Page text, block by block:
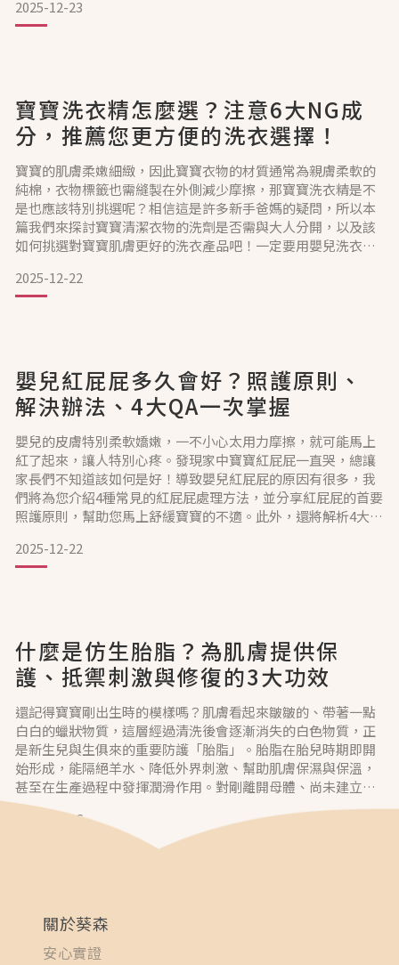
保養做起，讓寶寶的皮膚過渡期舒服自在。新生兒脫皮怎麼
辦？這6種寶寶皮膚狀況會自行消失寶寶出生後皮膚看起來很
2025-12-23
寶寶洗衣精怎麼選？注意6大NG成
分，推薦您更方便的洗衣選擇！
寶寶的肌膚柔嫩細緻，因此寶寶衣物的材質通常為親膚柔軟的
純棉，衣物標籤也需縫製在外側減少摩擦，那寶寶洗衣精是不
是也應該特別挑選呢？相信這是許多新手爸媽的疑問，所以本
篇我們來探討寶寶清潔衣物的洗劑是否需與大人分開，以及該
如何挑選對寶寶肌膚更好的洗衣產品吧！一定要用嬰兒洗衣精
肌，使用到較具化學刺激性質的洗衣精，接觸到肌膚後可能會
出現不舒服的反應，所以市面上才會推出許多寶寶專用的沐
2025-12-22
嬰兒紅屁屁多久會好？照護原則、
解決辦法、4大QA一次掌握
嬰兒的皮膚特別柔軟嬌嫩，一不小心太用力摩擦，就可能馬上
紅了起來，讓人特別心疼。發現家中寶寶紅屁屁一直哭，總讓
家長們不知道該如何是好！導致嬰兒紅屁屁的原因有很多，我
們將為您介紹4種常見的紅屁屁處理方法，並分享紅屁屁的首要
照護原則，幫助您馬上舒緩寶寶的不適。此外，還將解析4大常
肌膚。嬰兒紅屁屁怎麼辦？4種處理方法改善紅屁屁原因接觸過
敏原、受到環境刺激、抓傷感染、長期摩擦、過於悶熱等，都
2025-12-22
什麼是仿生胎脂？為肌膚提供保
護、抵禦刺激與修復的3大功效
還記得寶寶剛出生時的模樣嗎？肌膚看起來皺皺的、帶著一點
白白的蠟狀物質，這層經過清洗後會逐漸消失的白色物質，正
是新生兒與生俱來的重要防護「胎脂」。胎脂在胎兒時期即開
始形成，能隔絕羊水、降低外界刺激、幫助肌膚保濕與保溫，
甚至在生產過程中發揮潤滑作用。對剛離開母體、尚未建立完
整屏障的新生兒來說，胎脂就像一層天然的保護膜。然而，寶
寶出生後，隨著日常清潔與環境接觸，這層天然防護會逐漸消
失。少了胎脂，脆弱的嬰幼兒肌膚該如何維持穩定？
2025-12-16
關於葵森
安心實證